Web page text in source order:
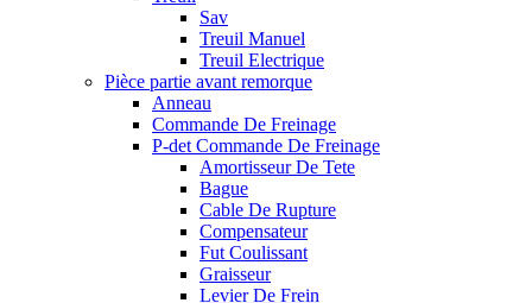
Sav
Treuil Manuel
Treuil Electrique
Pièce partie avant remorque
Anneau
Commande De Freinage
P-det Commande De Freinage
Amortisseur De Tete
Bague
Cable De Rupture
Compensateur
Fut Coulissant
Graisseur
Levier De Frein